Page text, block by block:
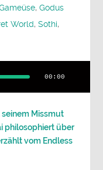
,Godus
World,Sothi,
00:00
Missmut
philosophiert über
vom Endless